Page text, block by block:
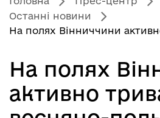
Останні новини
На полях Вінниччини
На полях
активно